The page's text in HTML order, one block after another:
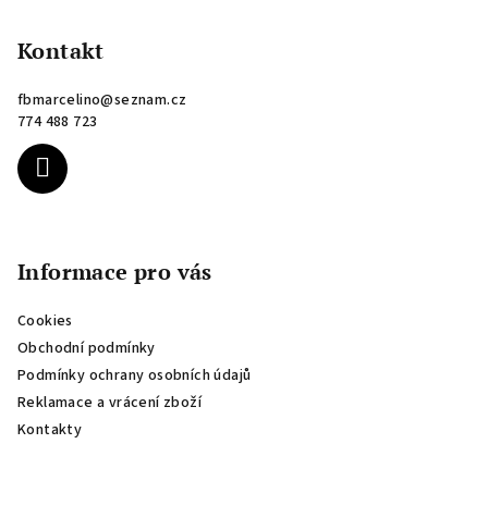
Kontakt
fbmarcelino@seznam.cz
774 488 723
Informace pro vás
Cookies
Obchodní podmínky
Podmínky ochrany osobních údajů
Reklamace a vrácení zboží
Kontakty